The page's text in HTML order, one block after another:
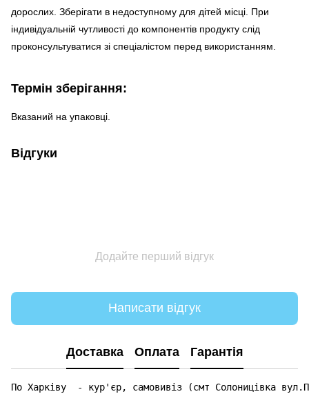
дорослих. Зберігати в недоступному для дітей місці. При
індивідуальній чутливості до компонентів продукту слід
проконсультуватися зі спеціалістом перед використанням.
Термін зберігання:
Вказаний на упаковці.
Відгуки
Додайте перший відгук
Написати відгук
Доставка Оплата Гарантія
По Харківу  - кур'єр, самовивіз (смт Солоницівка